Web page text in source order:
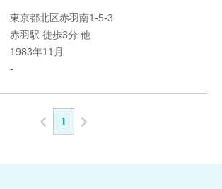
東京都北区赤羽南1-5-3
赤羽駅 徒歩3分 他
1983年11月
-
1